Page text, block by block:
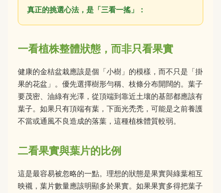
真正的挑選心法，是「三看一搖」：
一看植株整體狀態，而非只看果實
健康的金桔盆栽應該是個「小樹」的模樣，而不只是「掛
果的花盆」。優先選擇樹形勻稱、枝條分布開闊的。葉子
要茂密、油綠有光澤，從頂端到靠近土壤的基部都應該有
葉子。如果只有頂端有葉，下面光禿禿，可能是之前養護
不當或通風不良造成的落葉，這種植株體質較弱。
二看果實與葉片的比例
這是最容易被忽略的一點。理想的狀態是果實與綠葉相互
映襯，葉片數量應該明顯多於果實。如果果實多得把葉子